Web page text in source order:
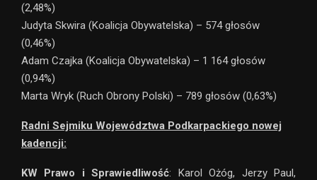
(2,48%)
Judyta Skwira (Koalicja Obywatelska) – 574 głosów
(0,46%)
Adam Czajka (Koalicja Obywatelska) – 1 164 głosów
(0,94%)
Marta Wryk (Ruch Obrony Polski) – 789 głosów (0,63%)
Radni Sejmiku Województwa Podkarpackiego nowej
kadencji:
KW Prawo i Sprawiedliwość: Karol Ożóg, Jerzy Paul,